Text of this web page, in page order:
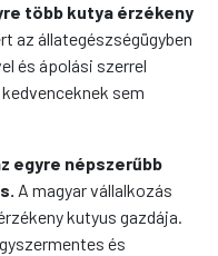
több kutya érzékeny
az állategészségügyben
és ápolási szerrel
sem
egyre népszerűbb
A magyar vállalkozás
kutyus gazdája.
és